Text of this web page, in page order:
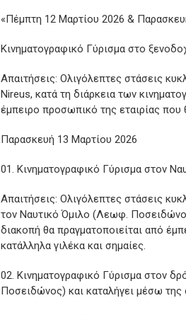
«Πέμπτη 12 Μαρτίου 2026 &
Κινηματογραφικό Γύρισμα στο
Απαιτήσεις: Ολιγόλεπτες στάσεις
Nireus, κατά τη διάρκεια των
έμπειρο προσωπικό της εταιρίας που
Παρασκευή 13 Μαρτίου 2026
Κινηματογραφικό Γύρισμα στον
Απαιτήσεις: Ολιγόλεπτες στάσεις
τον Ναυτικό Όμιλο (Λεωφ.
διακοπή θα πραγματοποιείται από
κατάλληλα γιλέκα και σημαίες.
Κινηματογραφικό Γύρισμα στον
Ποσειδώνος) και καταλήγει μέσω